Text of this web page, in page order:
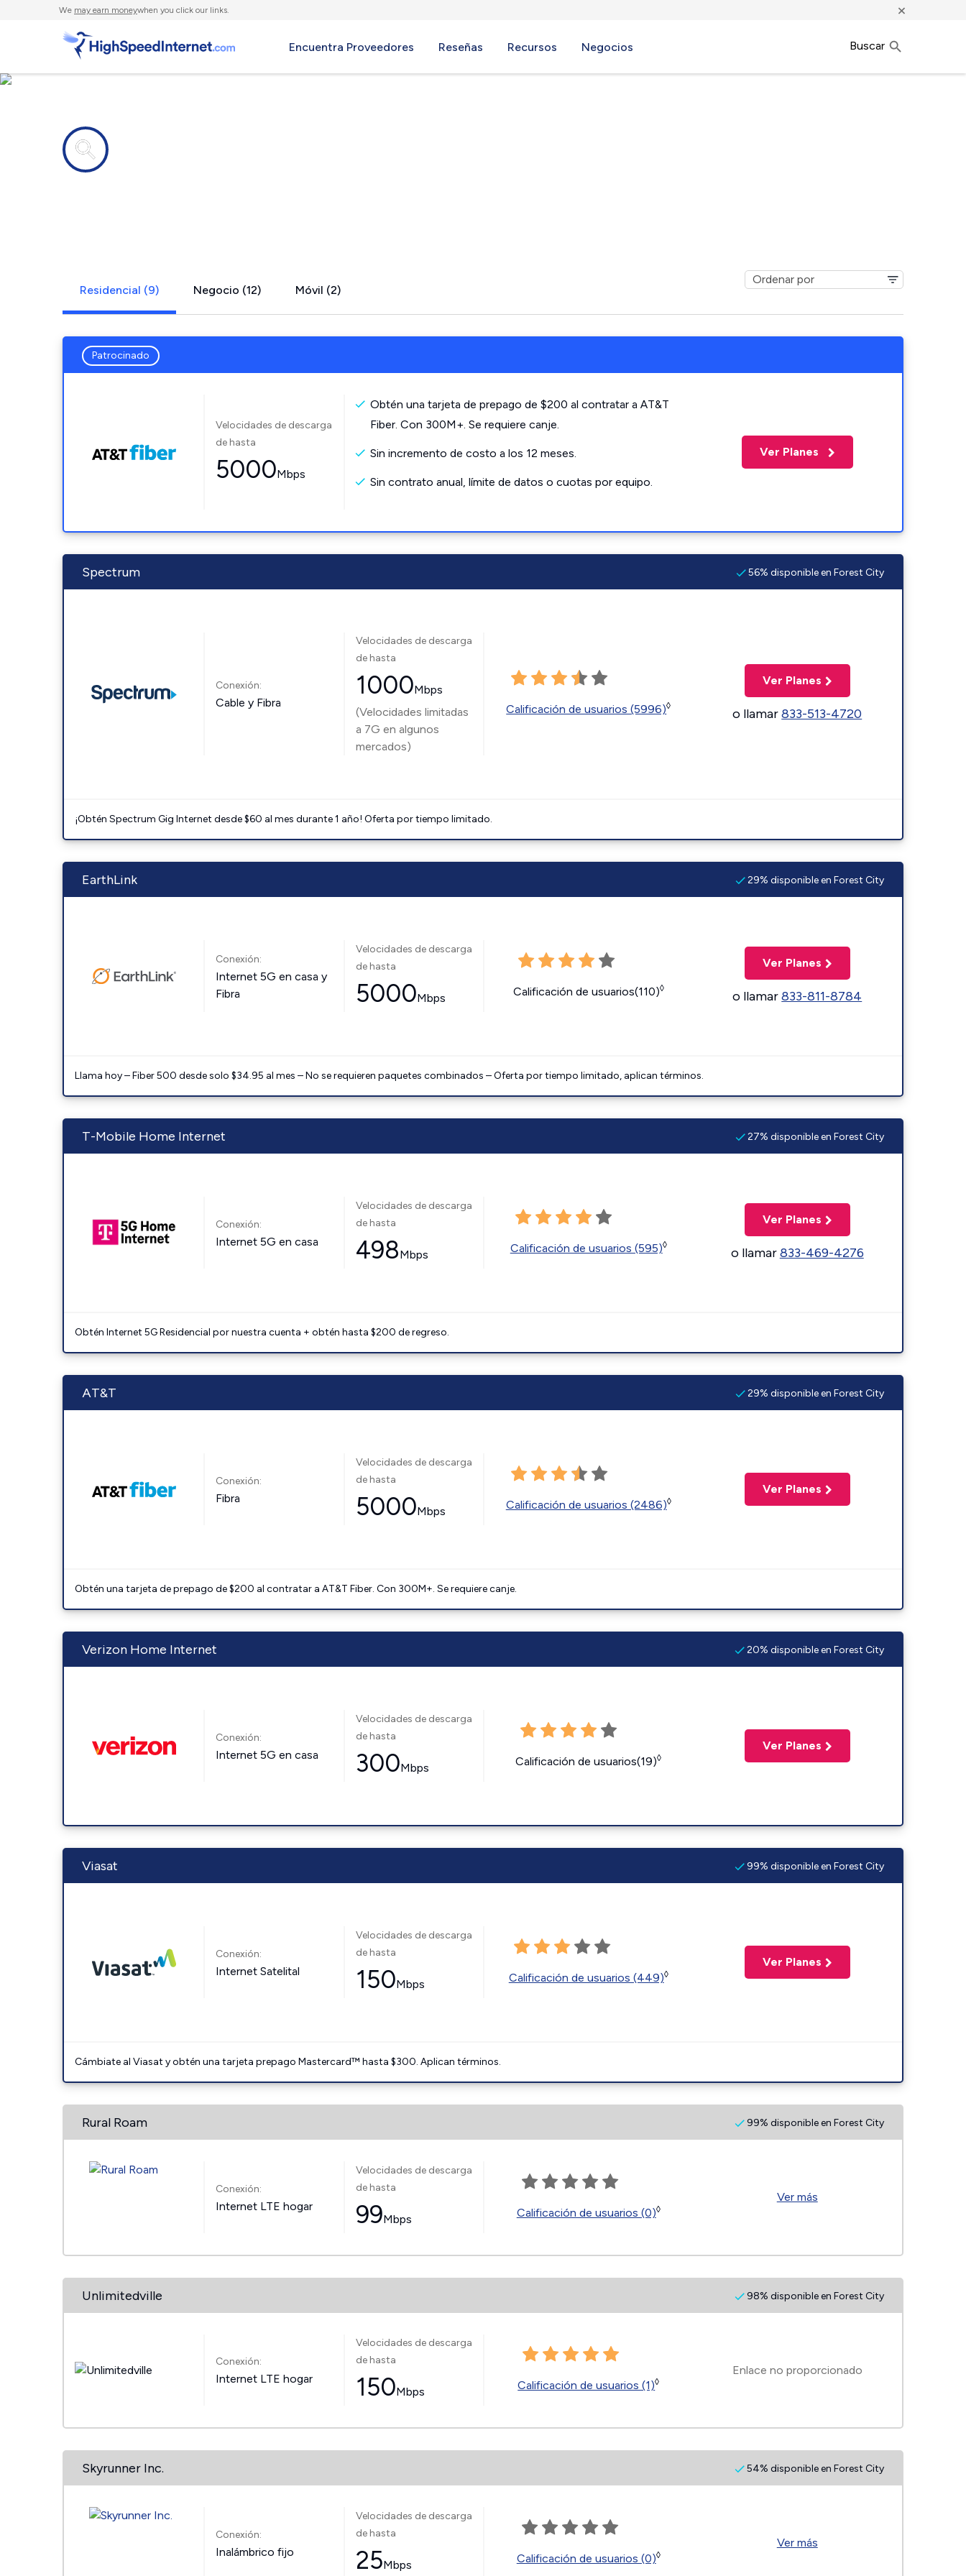
We may earn moneywhen you click our links. ×
Encuentra Proveedores Reseñas Recursos Negocios Buscar
Residencial (9) Negocio (12) Móvil (2)
Patrocinado
Velocidades de descarga
de hasta
5000Mbps
Obtén una tarjeta de prepago de $200 al contratar a AT&T
Fiber. Con 300M+. Se requiere canje.
Sin incremento de costo a los 12 meses.
Sin contrato anual, límite de datos o cuotas por equipo.
Ver Planes
Spectrum 56% disponible en Forest City
Conexión:
Cable y Fibra
Velocidades de descarga
de hasta
1000Mbps
(Velocidades limitadas
a 7G en algunos
mercados)
Calificación de usuarios (5996)◊
Ver Planes
o llamar833-513-4720
¡Obtén Spectrum Gig Internet desde $60 al mes durante 1 año! Oferta por tiempo limitado.
EarthLink 29% disponible en Forest City
Conexión:
Internet 5G en casa y
Fibra
Velocidades de descarga
de hasta
5000Mbps Calificación de usuarios(110)◊
Ver Planes
o llamar833-811-8784
Llama hoy – Fiber 500 desde solo $34.95 al mes – No se requieren paquetes combinados – Oferta por tiempo limitado, aplican términos.
T-Mobile Home Internet 27% disponible en Forest City
Conexión:
Internet 5G en casa
Velocidades de descarga
de hasta
498Mbps Calificación de usuarios (595)◊
Ver Planes
o llamar833-469-4276
Obtén Internet 5G Residencial por nuestra cuenta + obtén hasta $200 de regreso.
AT&T 29% disponible en Forest City
Conexión:
Fibra
Velocidades de descarga
de hasta
5000Mbps Calificación de usuarios (2486)◊
Ver Planes
Obtén una tarjeta de prepago de $200 al contratar a AT&T Fiber. Con 300M+. Se requiere canje.
Verizon Home Internet 20% disponible en Forest City
Conexión:
Internet 5G en casa
Velocidades de descarga
de hasta
300Mbps Calificación de usuarios(19)◊
Ver Planes
Viasat 99% disponible en Forest City
Conexión:
Internet Satelital
Velocidades de descarga
de hasta
150Mbps Calificación de usuarios (449)◊
Ver Planes
Cámbiate al Viasat y obtén una tarjeta prepago Mastercard™ hasta $300. Aplican términos.
Rural Roam 99% disponible en Forest City
Conexión:
Internet LTE hogar
Velocidades de descarga
de hasta
99Mbps Calificación de usuarios (0)◊
Ver más
Unlimitedville 98% disponible en Forest City
Conexión:
Internet LTE hogar
Velocidades de descarga
de hasta
150Mbps Calificación de usuarios (1)◊
Enlace no proporcionado
Skyrunner Inc. 54% disponible en Forest City
Conexión:
Inalámbrico fijo
Velocidades de descarga
de hasta
25Mbps Calificación de usuarios (0)◊
Ver más